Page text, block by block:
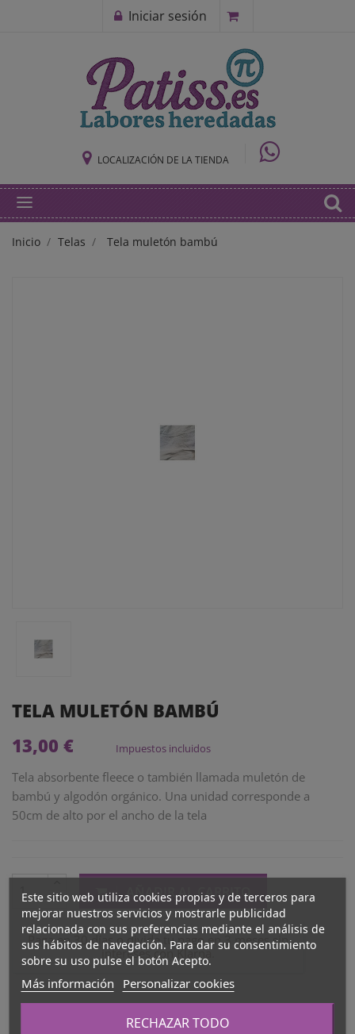
Iniciar sesión
LOCALIZACIÓN DE LA TIENDA
Inicio Telas Tela muletón bambú
TELA MULETÓN BAMBÚ
13,00 €
Impuestos incluidos
Tela absorbente fleece o también llamada muletón de
bambú y algodón orgánico. Una unidad corresponde a
50cm de alto por el ancho de la tela
AÑADIR AL CARRITO
Paga en 30 días o divide tu pago en 3 meses sin
intereses con Klarna.
DESCRIPCIÓN
Este sitio web utiliza cookies propias y de terceros para
mejorar nuestros servicios y mostrarle publicidad
relacionada con sus preferencias mediante el análisis de
sus hábitos de navegación. Para dar su consentimiento
sobre su uso pulse el botón Acepto.
Más información Personalizar cookies
RECHAZAR TODO